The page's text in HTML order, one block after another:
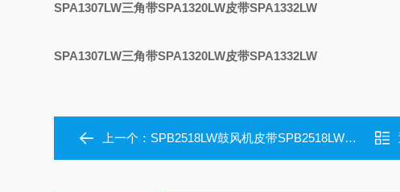
SPA1307LW三角带SPA1320LW皮带SPA1332LW
SPA1307LW三角带SPA1320LW皮带SPA1332LW
上一个： SPB2518LW鼓风机皮带SPB2518LW防静电三角带